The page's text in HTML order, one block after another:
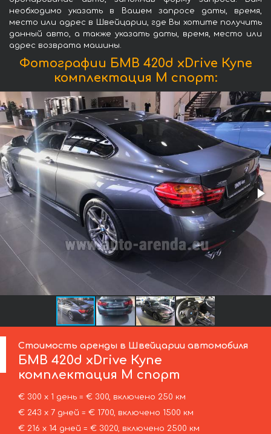
необходимо указать в Вашем запросе даты, время,
место или адрес в Швейцарии, где Вы хотите получить
данный авто, а также указать даты, время, место или
адрес возврата машины.
Фотографии БМВ 420d xDrive Купе
комплектация М спорт:
Стоимость аренды в Швейцарии автомобиля
БМВ 420d xDrive Купе
комплектация М спорт
€ 300 х 1 день = € 300, включено 250 км
€ 243 х 7 дней = € 1700, включено 1500 км
€ 216 х 14 дней = € 3020, включено 2500 км